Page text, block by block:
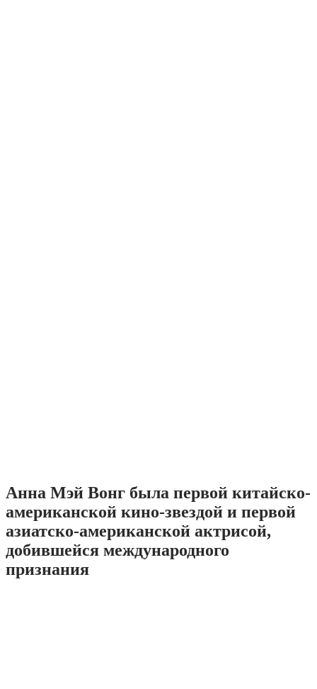
Анна Мэй Вонг была первой китайско-
американской кино-звездой и первой
азиатско-американской актрисой,
добившейся международного
признания